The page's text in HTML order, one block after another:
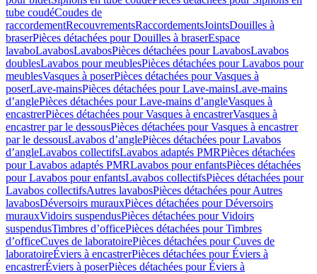
tube coudéCoudes de
raccordementRecouvrementsRaccordementsJointsDouilles à
braserPièces détachées pour Douilles à braserEspace
lavaboLavabosLavabosPièces détachées pour LavabosLavabos
doublesLavabos pour meublesPièces détachées pour Lavabos pour
meublesVasques à poserPièces détachées pour Vasques à
poserLave-mainsPièces détachées pour Lave-mainsLave-mains
d’anglePièces détachées pour Lave-mains d’angleVasques à
encastrerPièces détachées pour Vasques à encastrerVasques à
encastrer par le dessousPièces détachées pour Vasques à encastrer
par le dessousLavabos d’anglePièces détachées pour Lavabos
d’angleLavabos collectifsLavabos adaptés PMRPièces détachées
pour Lavabos adaptés PMRLavabos pour enfantsPièces détachées
pour Lavabos pour enfantsLavabos collectifsPièces détachées pour
Lavabos collectifsAutres lavabosPièces détachées pour Autres
lavabosDéversoirs murauxPièces détachées pour Déversoirs
murauxVidoirs suspendusPièces détachées pour Vidoirs
suspendusTimbres dʼofficePièces détachées pour Timbres
dʼofficeCuves de laboratoirePièces détachées pour Cuves de
laboratoireÉviers à encastrerPièces détachées pour Éviers à
encastrerÉviers à poserPièces détachées pour Éviers à